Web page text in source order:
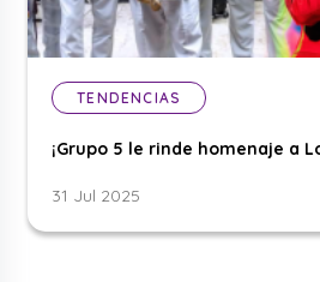
TENDENCIAS
¡Grupo 5 le rinde homenaje a
31 Jul 2025